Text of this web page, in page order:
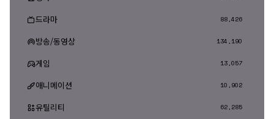
드라마 88,426
방송/동영상 134,190
게임 13,057
애니메이션 10,902
유틸리티 62,285